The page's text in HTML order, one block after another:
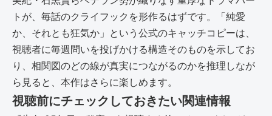
トが、毎話のクライフックを形作るはずです。「純愛
か、それとも狂気か」という公式のキャッチコピーは、
視聴者に毎週問いを投げかける構造そのものを示してお
り、相関図のどの線が真実につながるのかを推理しなが
ら見ると、本作はさらに楽しめます。
視聴前にチェックしておきたい関連情報